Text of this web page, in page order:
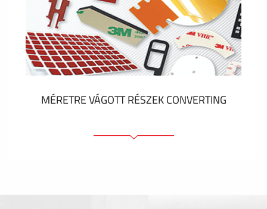
Panelek szerelőelemekkel
Gravírozott címkék
MUTASS TÖBBET
MÉRETRE VÁGOTT RÉSZEK CONVERTING